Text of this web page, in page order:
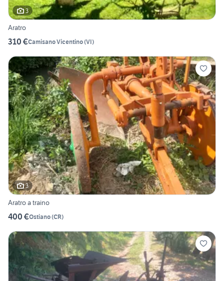
3
Aratro
310 €Camisano Vicentino(VI)
3
Aratro a traino
400 €Ostiano(CR)